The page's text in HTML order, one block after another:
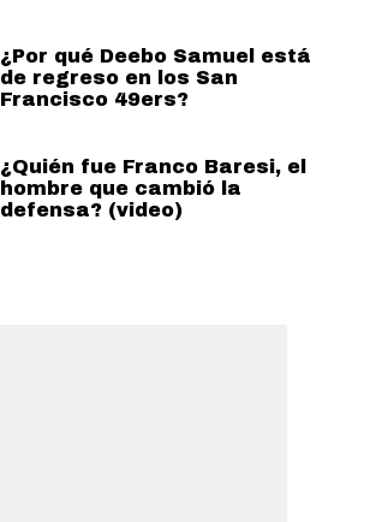
¿Por qué Deebo Samuel está
de regreso en los San
Francisco 49ers?
¿Quién fue Franco Baresi, el
hombre que cambió la
defensa? (video)